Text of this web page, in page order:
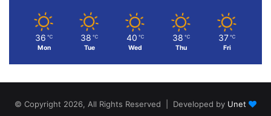
36 ℃
Mon
38 ℃
Tue
40 ℃
Wed
38 ℃
Thu
37 ℃
Fri
© Copyright 2026, All Rights Reserved | Developed by Unet